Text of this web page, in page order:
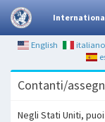
English italiano
Contanti/
Negli Stati Uniti,